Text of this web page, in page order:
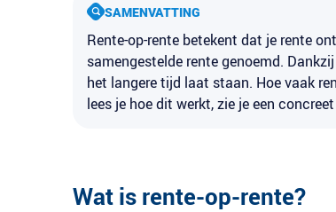
SAMENVATTING
Rente-op-rente betekent dat je rente
samengestelde rente genoemd.
het langere tijd laat staan. Hoe vaak
lees je hoe dit werkt, zie je een
Wat is rente-op-rente?